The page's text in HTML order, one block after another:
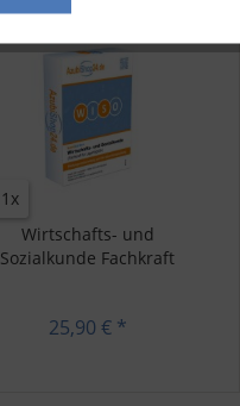
1x
Wirtschafts- und
Sozialkunde Fachkraft
25,90 € *